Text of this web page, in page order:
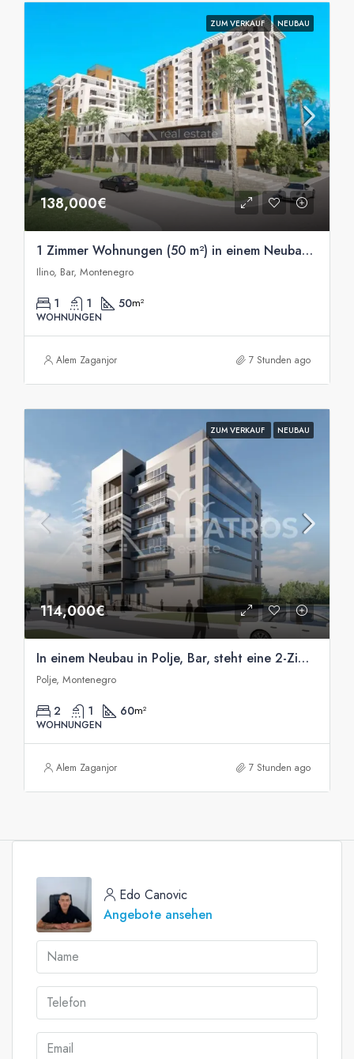
ZUM VERKAUF NEUBAU
138,000€
1 Zimmer Wohnungen (50 m²) in einem Neubau in Ilino, Bar zu verkaufen
Ilino, Bar, Montenegro
1 1 50m²
WOHNUNGEN
Alem Zaganjor 7 Stunden ago
ZUM VERKAUF NEUBAU
114,000€
In einem Neubau in Polje, Bar, steht eine 2-Zimmer-Wohnung mit 69 m² zum Verkauf
Polje, Montenegro
2 1 60m²
WOHNUNGEN
Alem Zaganjor 7 Stunden ago
Edo Canovic
Angebote ansehen